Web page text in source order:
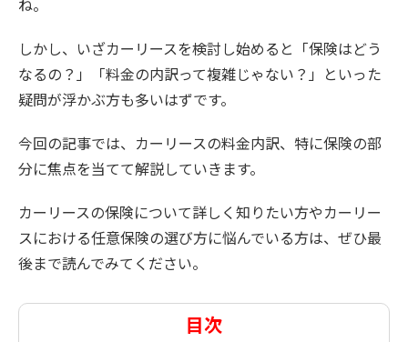
ね。
しかし、いざカーリースを検討し始めると「保険はどう
なるの？」「料金の内訳って複雑じゃない？」といった
疑問が浮かぶ方も多いはずです。
今回の記事では、カーリースの料金内訳、特に保険の部
分に焦点を当てて解説していきます。
カーリースの保険について詳しく知りたい方やカーリー
スにおける任意保険の選び方に悩んでいる方は、ぜひ最
後まで読んでみてください。
目次